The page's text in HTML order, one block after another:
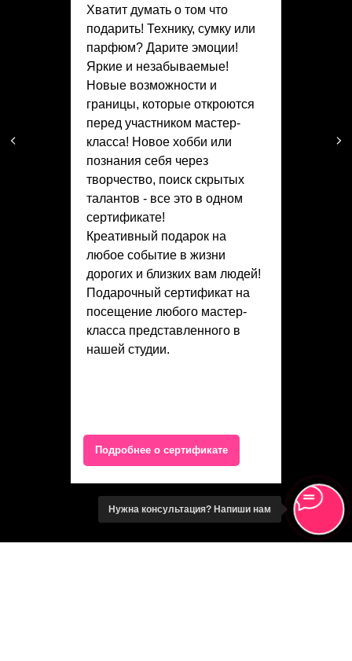
Нужна консультация? Напиши нам
Хватит думать о том что
подарить! Технику, сумку или
парфюм? Дарите эмоции!
Яркие и незабываемые!
Новые возможности и
границы, которые откроются
перед участником мастер-
класса! Новое хобби или
познания себя через
творчество, поиск скрытых
талантов - все это в одном
сертификате!
Креативный подарок на
любое событие в жизни
дорогих и близких вам людей!
Подарочный сертификат на
посещение любого мастер-
класса представленного в
нашей студии.
Подробнее о сертификате